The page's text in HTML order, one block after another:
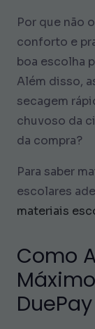
Por que não
conforto e
boa escolha
Além disso,
secagem
chuvoso da
da compra?
Para saber
escolares
materiais
Como
DuePay